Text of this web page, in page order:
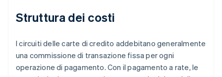
Struttura dei costi
I circuiti delle carte di credito addebitano generalmente
una commissione di transazione fissa per ogni
operazione di pagamento. Con il pagamento a rate, le